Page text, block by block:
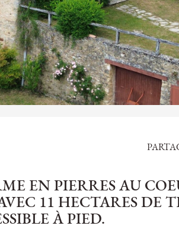
EN PIERRES AU
11 HECTARES DE
À PIED.